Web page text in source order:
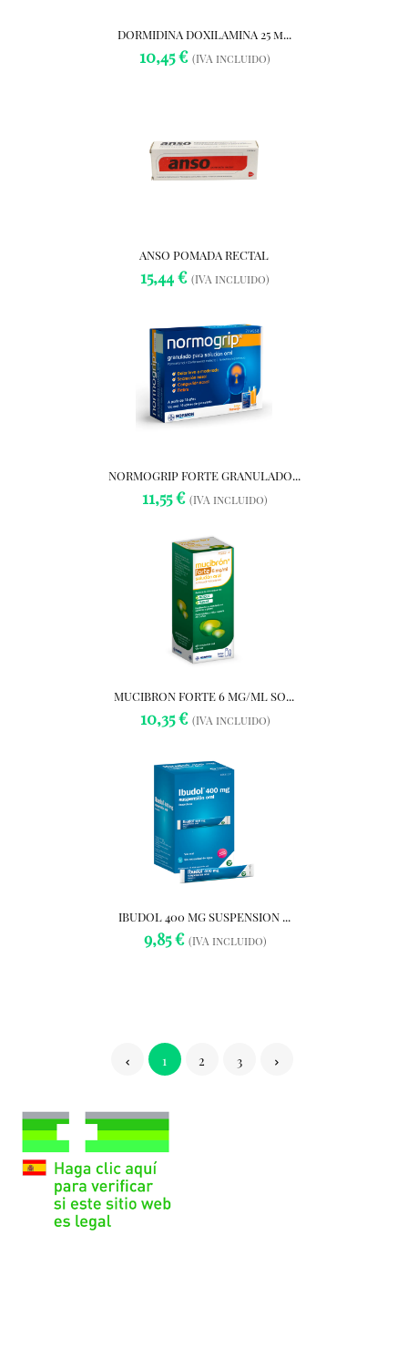
DORMIDINA DOXILAMINA 25 m...
10,45 € (IVA incluido)
ANSO POMADA RECTAL
15,44 € (IVA incluido)
NORMOGRIP FORTE GRANULADO...
11,55 € (IVA incluido)
MUCIBRON FORTE 6 MG/ML SO...
10,35 € (IVA incluido)
IBUDOL 400 MG SUSPENSION ...
9,85 € (IVA incluido)
1 2 3